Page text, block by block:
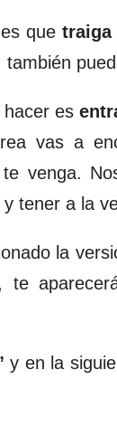
es quetraiga
hacer es
vas a
venga.
tener a la
la
te
y en la